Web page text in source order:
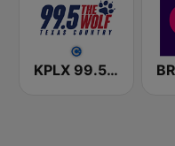
KPLX 99.5 The Wolf FM